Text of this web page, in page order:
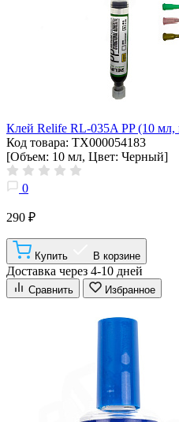
Клей Relife RL-035A PP (10
Код товара: ТХ000054183
[Объем: 10 мл, Цвет: Черный]
0
290 ₽
Купить В корзине
Доставка через 4-10 дней
Сравнить Избранное